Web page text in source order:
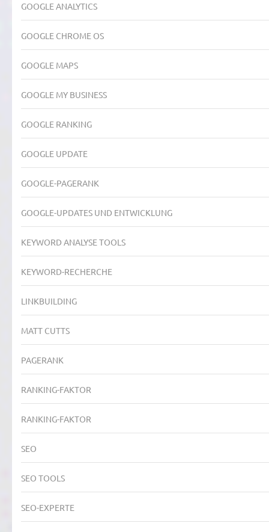
GOOGLE ANALYTICS
GOOGLE CHROME OS
GOOGLE MAPS
GOOGLE MY BUSINESS
GOOGLE RANKING
GOOGLE UPDATE
GOOGLE-PAGERANK
GOOGLE-UPDATES UND ENTWICKLUNG
KEYWORD ANALYSE TOOLS
KEYWORD-RECHERCHE
LINKBUILDING
MATT CUTTS
PAGERANK
RANKING-FAKTOR
RANKING-FAKTOR
SEO
SEO TOOLS
SEO-EXPERTE